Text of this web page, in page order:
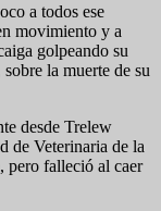
a todos ese
movimiento y a
golpeando su
la muerte de su
desde Trelew
de Veterinaria de la
pero falleció al caer